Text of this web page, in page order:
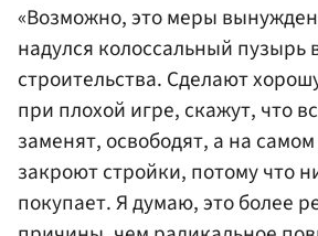
«Возможно, это меры
надулся колоссальный пузырь
строительства. Сделают
при плохой игре, скажут, что
заменят, освободят, а на
закроют стройки, потому что
покупает. Я думаю, это более